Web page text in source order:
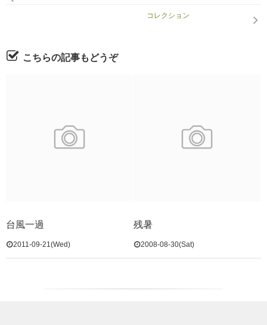
コレクション
こちらの記事もどうぞ
台風一過
2011-09-21(Wed)
残暑
2008-08-30(Sat)